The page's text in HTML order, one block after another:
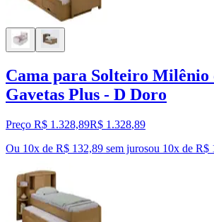
Cama para Solteiro Milênio
Gavetas Plus - D Doro
Preço R$ 1.328,89R$ 1.328,89
Ou 10x de R$ 132,89 sem jurosou 10x de R$